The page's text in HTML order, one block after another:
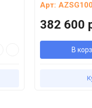
Арт:
382 600
В